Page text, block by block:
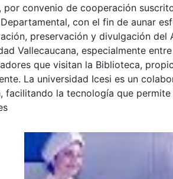
por convenio de cooperación
con el fin de aunar
preservación y divulgación del
Vallecaucana, especialmente
que visitan la Biblioteca,
La universidad Icesi es un
facilitando la tecnología que